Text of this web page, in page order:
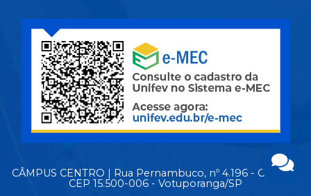
CÂMPUS CENTRO | Rua Pernambuco, nº 4.196 - Centro -
CEP 15.500-006 - Votuporanga/SP